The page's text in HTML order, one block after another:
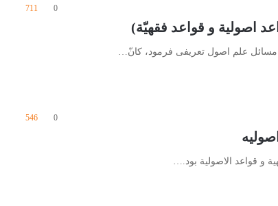
0
711
مسائل علم اصول تعریفی فرمود، کانّ‌…
0
546
و قواعد الاصولیة بود.…